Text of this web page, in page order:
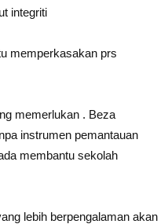
integriti
memperkasakan prs
memerlukan . Beza
pa instrumen pemantauan
membantu sekolah
lebih berpengalaman akan